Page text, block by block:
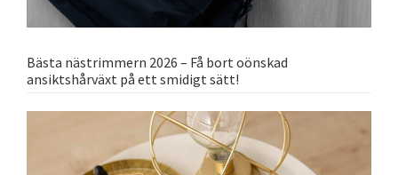
Bästa nästrimmern 2026 – Få bort oönskad
ansiktshårväxt på ett smidigt sätt!